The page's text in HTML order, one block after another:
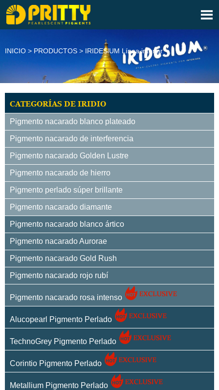

INICIO > PRODUCTOS > IRIDESlUM Línea interior
CATEGORÍAS DE IRIDIO
Pigmento nacarado blanco plateado
Pigmento nacarado de interferencia
Pigmento nacarado Golden Lustre
Pigmento nacarado de hierro
Pigmento perlado súper brillante
Pigmento nacarado diamante
Pigmento nacarado blanco ártico
Pigmento nacarado Aurorae
Pigmento nacarado Gold Rush
Pigmento nacarado rojo rubí
Pigmento nacarado rosa intenso
Alucopearl Pigmento Perlado
TechnoGrey Pigmento Perlado
Corintio Pigmento Perlado
Metallium Pigmento Perlado